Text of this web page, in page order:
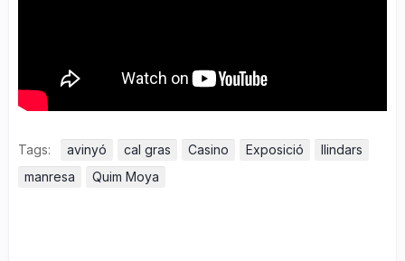
Tags: avinyó cal gras Casino Exposició
llindars
manresa
Quim Moya